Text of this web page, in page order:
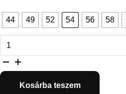
44 49 52 54 56 58
Kosárba teszem